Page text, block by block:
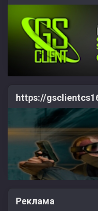
https://
Реклама